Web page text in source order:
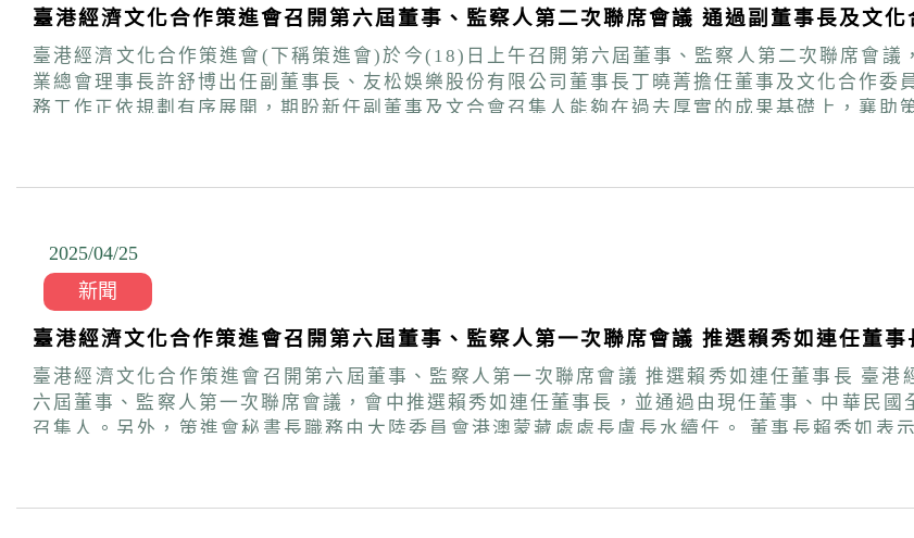
臺港經濟文化合作策進會召開第六屆董事、監察人第二次聯席會議 通過副董事長及文
臺港經濟文化合作策進會(下稱策進會)於今(18)日上午召開第六屆董事、監察人第二次聯席會
業總會理事長許舒博出任副董事長、友松娛樂股份有限公司董事長丁曉菁擔任董事及文化合作委員會召集人。 董事長賴秀如表示，策進
務工作正依規劃有序展開，期盼新任副董事及文合會召集人能夠在過去厚實的成果基礎上，襄助策進會開創會務新局。 本次
2025/04/25
新聞
臺港經濟文化合作策進會召開第六屆董事、監察人第一次聯席會議 推選賴秀如連任董事
臺港經濟文化合作策進會召開第六屆董事、監察人第一次聯席會議 推選賴秀如連任董事長 臺港經濟文化合作策進會(下稱策進會)於今(25)日上午召開第
六屆董事、監察人第一次聯席會議，會中推選賴秀如連任董事長，並通過由現任董事、中華民國
召集人。另外，策進會秘書長職務由大陸委員會港澳蒙藏處處長盧長水續任。 董事長賴秀如表示，策進會成立15年來，隨著客觀環境變化，其任務由以
屆董事及監察人持續支持本會，攜手推動業務，為台港關係正向發展貢獻力量，也期許策進會
維與創意，完善各項交流及服務工作。